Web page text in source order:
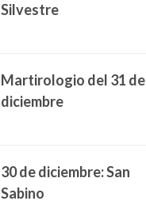
Silvestre
Martirologio del 31 de
diciembre
30 de diciembre: San
Sabino